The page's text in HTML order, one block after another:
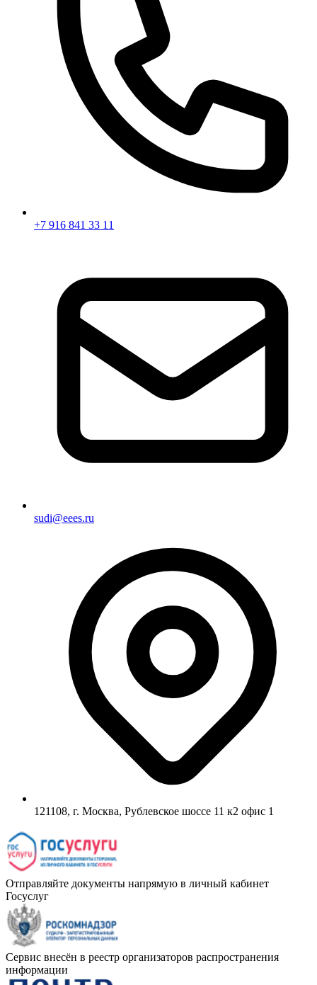
+7 916 841 33 11
sudi@eees.ru
121108, г. Москва, Рублевское шоссе 11 к2 офис 1
Отправляйте документы напрямую в личный кабинет
Госуслуг
Сервис внесён в реестр организаторов распространения
информации